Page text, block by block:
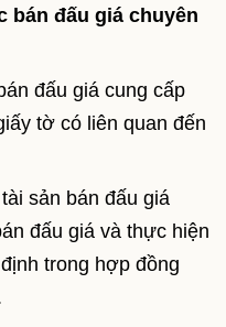
bán đấu giá chuyên
đấu giá cung cấp
tờ có liên quan đến
sản bán đấu giá
đấu giá và thực hiện
trong hợp đồng